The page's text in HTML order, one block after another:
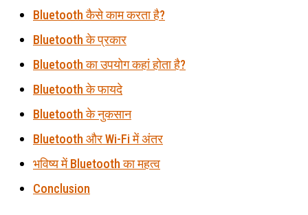
Bluetooth कैसे काम करता है?
Bluetooth के प्रकार
Bluetooth का उपयोग कहां होता है?
Bluetooth के फायदे
Bluetooth के नुकसान
Bluetooth और Wi-Fi में अंतर
भविष्य में Bluetooth का महत्व
Conclusion